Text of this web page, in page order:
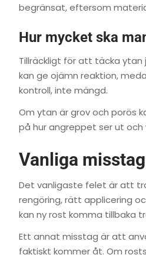
begränsat, eftersom
Hur mycket ska
Tillräckligt för att täcka
kan ge ojämn reaktion,
kontroll, inte mängd.
Om ytan är grov och porös
på hur angreppet ser ut
Vanliga
Det vanligaste felet är att
rengöring, rätt applicering
kan ny rost komma tillbaka
Ett annat misstag är att
faktiskt kommer åt. Om